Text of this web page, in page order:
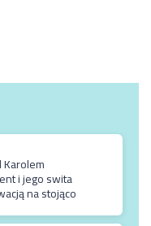
i jego swita
na stojąco